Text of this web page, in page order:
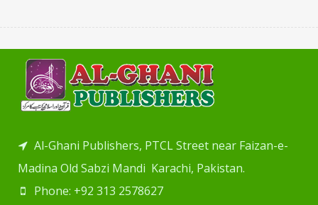
Al-Ghani Publishers, PTCL Street near Faizan-e-
Madina Old Sabzi Mandi Karachi, Pakistan.
Phone: +92 313 2578627